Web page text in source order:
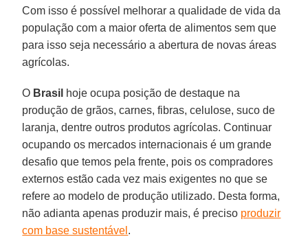
Com isso é possível melhorar a qualidade de vida da
população com a maior oferta de alimentos sem que
para isso seja necessário a abertura de novas áreas
agrícolas.
O Brasil hoje ocupa posição de destaque na
produção de grãos, carnes, fibras, celulose, suco de
laranja, dentre outros produtos agrícolas. Continuar
ocupando os mercados internacionais é um grande
desafio que temos pela frente, pois os compradores
externos estão cada vez mais exigentes no que se
refere ao modelo de produção utilizado. Desta forma,
não adianta apenas produzir mais, é preciso produzir
com base sustentável .